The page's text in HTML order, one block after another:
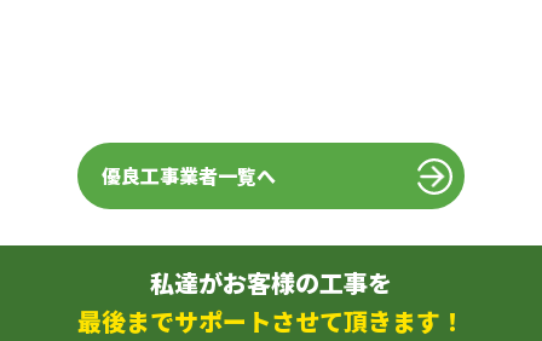
優良工事業者一覧へ
私達がお客様の工事を
最後までサポートさせて頂きます！